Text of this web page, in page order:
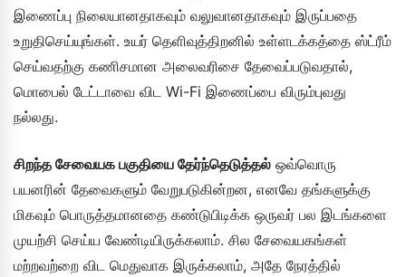
இணைப்பு நிலையானதாகவும் வலுவானதாகவும் இருப்பதை
உறுதிசெய்யுங்கள். உயர் தெளிவுத்திறனில் உள்ளடக்கத்தை ஸ்ட்ரீம்
செய்வதற்கு கணிசமான அலைவரிசை தேவைப்படுவதால்,
மொபைல் டேட்டாவை விட Wi-Fi இணைப்பை விரும்புவது
நல்லது.
சிறந்த சேவையக பகுதியை தேர்ந்தெடுத்தல் ஒவ்வொரு
பயனரின் தேவைகளும் வேறுபடுகின்றன, எனவே தங்களுக்கு
மிகவும் பொருத்தமானதை கண்டுபிடிக்க ஒருவர் பல இடங்களை
முயற்சி செய்ய வேண்டியிருக்கலாம். சில சேவையகங்கள்
மற்றவற்றை விட மெதுவாக இருக்கலாம், அதே நேரத்தில்